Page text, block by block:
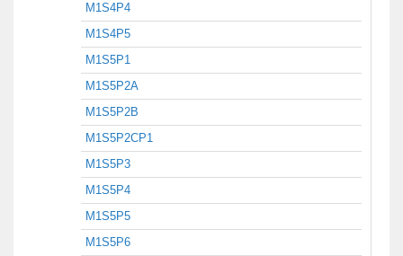
M1S4P4
M1S4P5
M1S5P1
M1S5P2A
M1S5P2B
M1S5P2CP1
M1S5P3
M1S5P4
M1S5P5
M1S5P6